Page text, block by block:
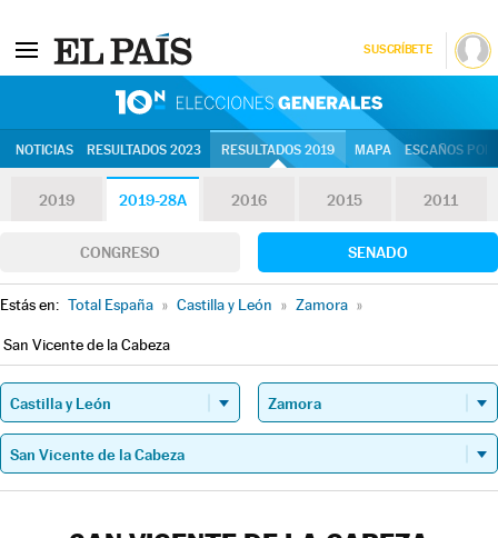
SUSCRÍBETE
NOTICIAS RESULTADOS 2023 RESULTADOS 2019 MAPA ESCAÑOS
2019 2019-28A 2016 2015 2011
CONGRESO SENADO
Estás en: Total España » Castilla y León » Zamora »
San Vicente de la Cabeza